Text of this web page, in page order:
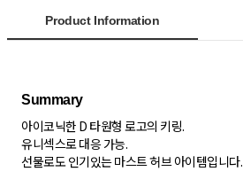
Product Information
Summary
아이코닉한 D 타원형 로고의 키링.
유니섹스로 대응 가능.
선물로도 인기있는 마스트 허브 아이템입니다.